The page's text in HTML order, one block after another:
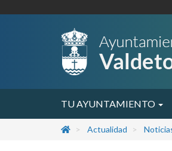
TU AYUNTAMIENTO
Actualidad